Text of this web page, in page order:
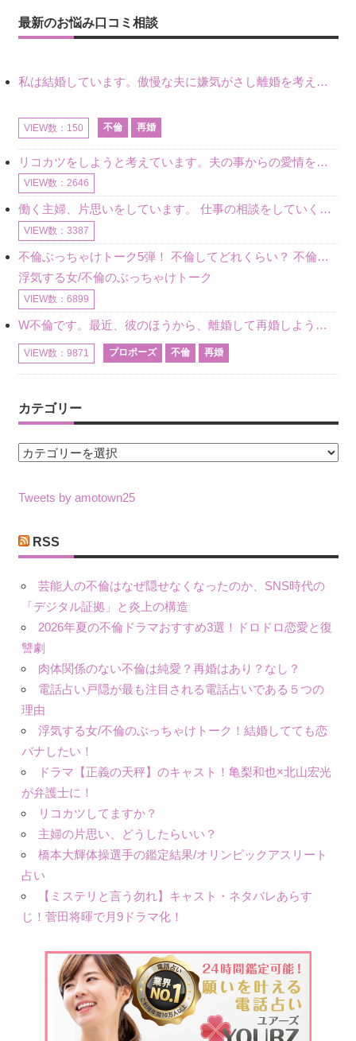
最新のお悩み口コミ相談
私は結婚しています。傲慢な夫に嫌気がさし離婚を考えていたときに、彼と出会いました。彼には恋人がいましたが、話をするうちに、夫とのことを相談するようにな
VIEW数：150 不倫 再婚
リコカツをしようと考えています。夫の事からの愛情を全く感じません。子供がいるので、子供が成長するまではと我慢しています。 まず、お金が必要だと考え、仕事の量も増やしました。ところが、夫は働かず、結局は
VIEW数：2646
働く主婦、片思いをしています。 仕事の相談をしていくうちに、彼のことを好きになりました。私には夫も子供もいます。不倫をしているわけでもなく、もちろん、この気持ちは誰にも話していません。 ラインをする関
VIEW数：3387
不倫ぶっちゃけトーク5弾！ 不倫してどれくらい？ 不倫のあれこれを、なんでもどうぞ♪♪
浮気する女/不倫のぶっちゃけトーク
VIEW数：6899
W不倫です。最近、彼のほうから、離婚して再婚しよう、と言ってきました。ハッキリいうと、そこまでは考えていませんでした。彼を好きな気持ちはあるし、彼なしの生活は考えられません。だけど、離婚して再婚すると
VIEW数：9871 プロポーズ 不倫 再婚
カテゴリー
カ
ゴ
ー
Tweets by amotown25
RSS
芸能人の不倫はなぜ隠せなくなったのか、SNS時代の
「デジタル証拠」と炎上の構造
2026年夏の不倫ドラマおすすめ3選！ドロドロ恋愛と復
讐劇
肉体関係のない不倫は純愛？再婚はあり？なし？
電話占い戸隠が最も注目される電話占いである５つの
理由
浮気する女/不倫のぶっちゃけトーク！結婚してても恋
バナしたい！
ドラマ【正義の天秤】のキャスト！亀梨和也×北山宏光
が弁護士に！
リコカツしてますか？
主婦の片思い、どうしたらいい？
橋本大輝体操選手の鑑定結果/オリンピックアスリート
占い
【ミステリと言う勿れ】キャスト・ネタバレあらす
じ！菅田将暉で月9ドラマ化！